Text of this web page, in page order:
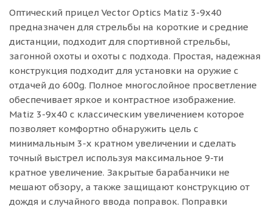
Оптический прицел Vector Optics Matiz 3-9х40
предназначен для стрельбы на короткие и средние
дистанции, подходит для спортивной стрельбы,
загонной охоты и охоты с подхода. Простая, надежная
конструкция подходит для установки на оружие с
отдачей до 600g. Полное многослойное просветление
обеспечивает яркое и контрастное изображение.
Matiz 3-9х40 с классическим увеличением которое
позволяет комфортно обнаружить цель с
минимальным 3-х кратном увеличении и сделать
точный выстрел используя максимальное 9-ти
кратное увеличение. Закрытые барабанчики не
мешают обзору, а также защищают конструкцию от
дождя и случайного ввода поправок. Поправки